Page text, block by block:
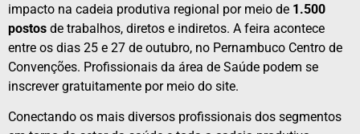
impacto na cadeia produtiva regional por meio de 1.500
postos de trabalhos, diretos e indiretos. A feira acontece
entre os dias 25 e 27 de outubro, no Pernambuco Centro de
Convenções. Profissionais da área de Saúde podem se
inscrever gratuitamente por meio do site.
Conectando os mais diversos profissionais dos segmentos